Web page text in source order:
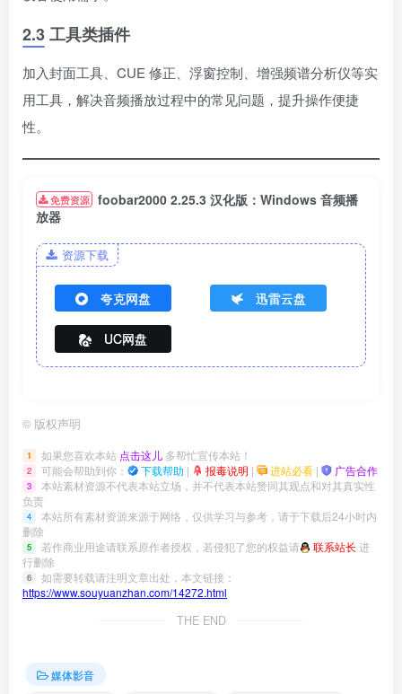
2.3 工具类插件
加入封面工具、CUE 修正、浮窗控制、增强频谱分析仪等实
用工具，解决音频播放过程中的常见问题，提升操作便捷
性。
免费资源 foobar2000 2.25.3 汉化版：Windows 音频播
放器
资源下载
夸克网盘 迅雷云盘
UC网盘
© 版权声明
1 如果您喜欢本站 点击这儿 多帮忙宣传本站！
2 可能会帮助到你： 下载帮助 | 报毒说明 | 进站必看 | 广告合作
3
本站素材资源不代表本站立场，并不代表本站赞同其观点和对其真实性
负责
4
本站所有素材资源来源于网络，仅供学习与参考，请于下载后24小时内
删除
5 若作商业用途请联系原作者授权，若侵犯了您的权益请 联系站长 进
行删除
6
如需要转载请注明文章出处，本文链接：
https://www.souyuanzhan.com/14272.html
THE END
媒体影音